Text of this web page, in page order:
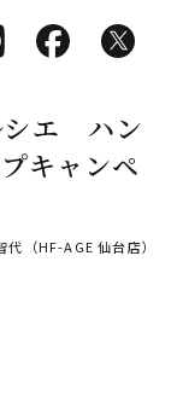
シエ ハン
キャンペ
代（HF-AGE 仙台店）